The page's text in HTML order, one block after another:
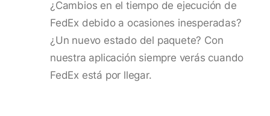
¿Cambios en el tiempo de ejecución de
FedEx debido a ocasiones inesperadas?
¿Un nuevo estado del paquete? Con
nuestra aplicación siempre verás cuando
FedEx está por llegar.